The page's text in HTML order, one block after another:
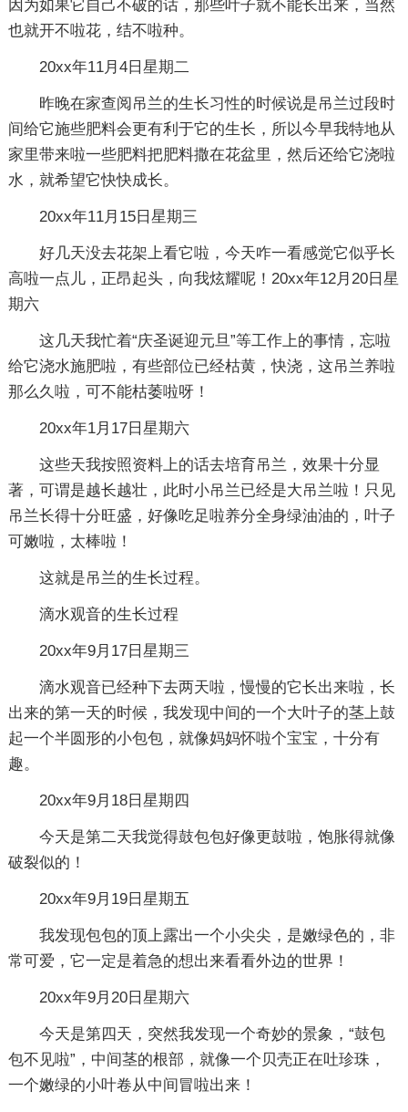
因为如果它自己不破的话，那些叶子就不能长出来，当然
也就开不啦花，结不啦种。
20xx年11月4日星期二
昨晚在家查阅吊兰的生长习性的时候说是吊兰过段时
间给它施些肥料会更有利于它的生长，所以今早我特地从
家里带来啦一些肥料把肥料撒在花盆里，然后还给它浇啦
水，就希望它快快成长。
20xx年11月15日星期三
好几天没去花架上看它啦，今天咋一看感觉它似乎长
高啦一点儿，正昂起头，向我炫耀呢！20xx年12月20日星
期六
这几天我忙着“庆圣诞迎元旦”等工作上的事情，忘啦
给它浇水施肥啦，有些部位已经枯黄，快浇，这吊兰养啦
那么久啦，可不能枯萎啦呀！
20xx年1月17日星期六
这些天我按照资料上的话去培育吊兰，效果十分显
著，可谓是越长越壮，此时小吊兰已经是大吊兰啦！只见
吊兰长得十分旺盛，好像吃足啦养分全身绿油油的，叶子
可嫩啦，太棒啦！
这就是吊兰的生长过程。
滴水观音的生长过程
20xx年9月17日星期三
滴水观音已经种下去两天啦，慢慢的它长出来啦，长
出来的第一天的时候，我发现中间的一个大叶子的茎上鼓
起一个半圆形的小包包，就像妈妈怀啦个宝宝，十分有
趣。
20xx年9月18日星期四
今天是第二天我觉得鼓包包好像更鼓啦，饱胀得就像
破裂似的！
20xx年9月19日星期五
我发现包包的顶上露出一个小尖尖，是嫩绿色的，非
常可爱，它一定是着急的想出来看看外边的世界！
20xx年9月20日星期六
今天是第四天，突然我发现一个奇妙的景象，“鼓包
包不见啦”，中间茎的根部，就像一个贝壳正在吐珍珠，
一个嫩绿的小叶卷从中间冒啦出来！